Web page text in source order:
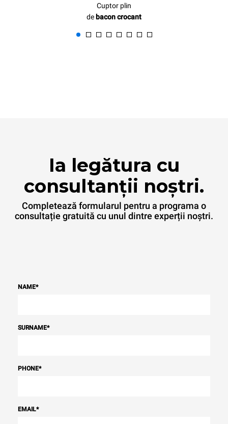
Cuptor plin
de bacon crocant
Ia legătura cu
consultanții noștri.
Completează formularul pentru a programa o
consultație gratuită cu unul dintre experții noștri.
NAME*
SURNAME*
PHONE*
EMAIL*